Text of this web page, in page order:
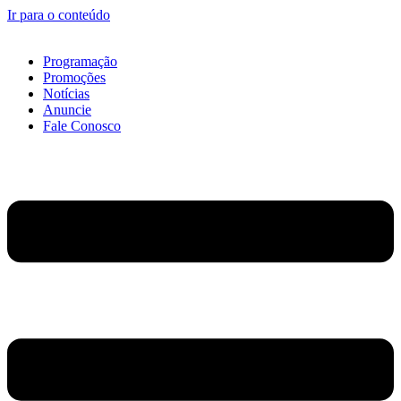
Ir para o conteúdo
Programação
Promoções
Notícias
Anuncie
Fale Conosco